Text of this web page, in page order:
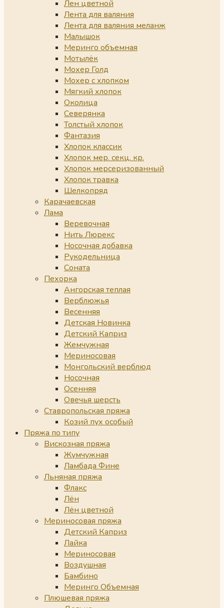
Лен цветной
Лента для валяния
Лента для валяния меланж
Малышок
Меринго объемная
Мотылёк
Мохер Голд
Мохер с хлопком
Мягкий хлопок
Околица
Северянка
Толстый хлопок
Фантазия
Хлопок классик
Хлопок мер. секц. кр.
Хлопок мерсеризованный
Хлопок травка
Шелкопряд
Карачаевская
Лама
Веревочная
Нить Люрекс
Носочная добавка
Рукодельница
Соната
Пехорка
Ангорская теплая
Верблюжья
Весенняя
Детская Новинка
Детский Каприз
Жемчужная
Мериносовая
Монгольский верблюд
Носочная
Осенняя
Овечья шерсть
Ставропольская пряжа
Козий пух особый
Пряжа по типу
Вискозная пряжа
Жумчужная
Ламбада Фине
Льняная пряжа
Флакс
Лён
Лён цветной
Мериносовая пряжа
Детский Каприз
Лайка
Мериносовая
Воздушная
Бамбино
Меринго Объемная
Плюшевая пряжа